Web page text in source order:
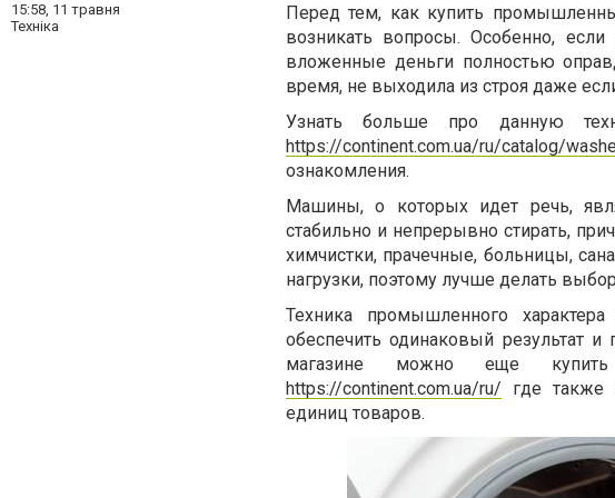
15:58, 11 травня
Техніка
Перед тем, как купить
возникать вопросы. Особенно,
вложенные деньги полностью
время, не выходила из строя даже
Узнать больше про данную
https://continent.com.ua/ru/catalog/
ознакомления.
Машины, о которых идет речь,
стабильно и непрерывно стирать,
химчистки, прачечные, больницы,
нагрузки, поэтому лучше делать
Техника промышленного
обеспечить одинаковый результат
магазине можно еще
https://continent.com.ua/ru/ где также
единиц товаров.